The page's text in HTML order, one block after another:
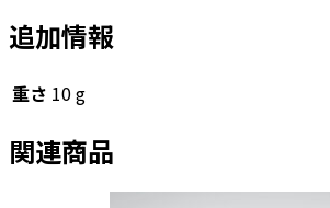
０
追加情報
重さ 10 g
関連商品